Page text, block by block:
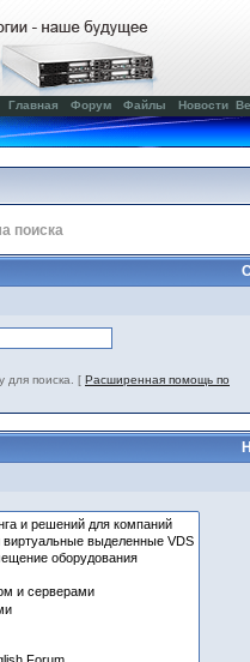
Главная Форум Файлы Новости
поиска
поиска. [ Расширенная помощь по